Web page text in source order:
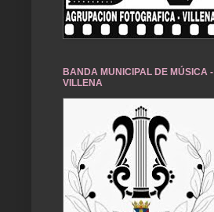
BANDA MUNICIPAL DE MÚSICA -
VILLENA